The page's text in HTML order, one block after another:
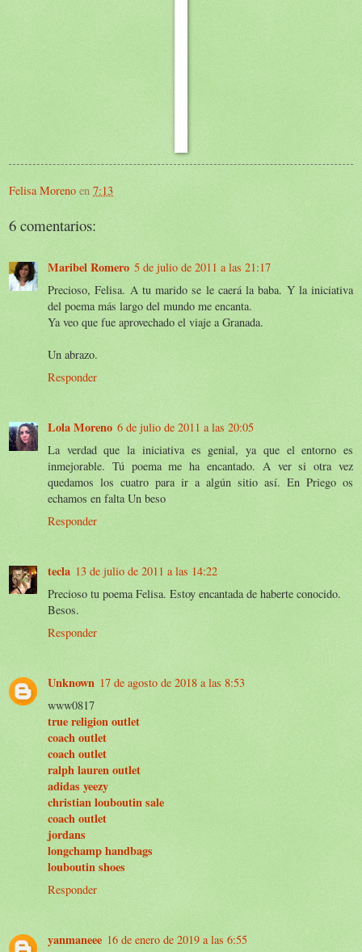
Felisa Moreno en 7:13
6 comentarios:
Maribel Romero 5 de julio de 2011 a las 21:17
Precioso, Felisa. A tu marido se le caerá la baba. Y la iniciativa
del poema más largo del mundo me encanta.
Ya veo que fue aprovechado el viaje a Granada.
Un abrazo.
Responder
Lola Moreno 6 de julio de 2011 a las 20:05
La verdad que la iniciativa es genial, ya que el entorno es
inmejorable. Tú poema me ha encantado. A ver si otra vez
quedamos los cuatro para ir a algún sitio así. En Priego os
echamos en falta Un beso
Responder
tecla 13 de julio de 2011 a las 14:22
Precioso tu poema Felisa. Estoy encantada de haberte conocido.
Besos.
Responder
Unknown 17 de agosto de 2018 a las 8:53
www0817
true religion outlet
coach outlet
coach outlet
ralph lauren outlet
adidas yeezy
christian louboutin sale
coach outlet
jordans
longchamp handbags
louboutin shoes
Responder
yanmaneee 16 de enero de 2019 a las 6:55